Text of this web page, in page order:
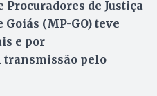
de Justiça
(MP-GO) teve
e por
transmissão pelo